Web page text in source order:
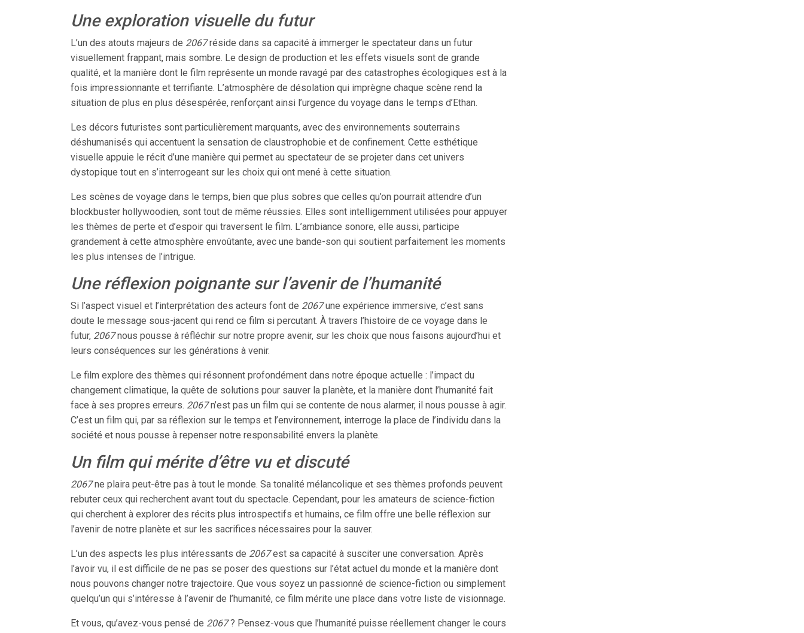
Une exploration visuelle du futur
L’un des atouts majeurs de 2067réside dans sa capacité à immerger le spectateur dans un futur
visuellement frappant, mais sombre. Le design de production et les effets visuels sont de grande
qualité, et la manière dont le film représente un monde ravagé par des catastrophes écologiques est à la
fois impressionnante et terrifiante. L’atmosphère de désolation qui imprègne chaque scène rend la
situation de plus en plus désespérée, renforçant ainsi l’urgence du voyage dans le temps d’Ethan.
Les décors futuristes sont particulièrement marquants, avec des environnements souterrains
déshumanisés qui accentuent la sensation de claustrophobie et de confinement. Cette esthétique
visuelle appuie le récit d’une manière qui permet au spectateur de se projeter dans cet univers
dystopique tout en s’interrogeant sur les choix qui ont mené à cette situation.
Les scènes de voyage dans le temps, bien que plus sobres que celles qu’on pourrait attendre d’un
blockbuster hollywoodien, sont tout de même réussies. Elles sont intelligemment utilisées pour appuyer
les thèmes de perte et d’espoir qui traversent le film. L’ambiance sonore, elle aussi, participe
grandement à cette atmosphère envoûtante, avec une bande-son qui soutient parfaitement les moments
les plus intenses de l’intrigue.
Une réflexion poignante sur l’avenir de l’humanité
Si l’aspect visuel et l’interprétation des acteurs font de 2067une expérience immersive, c’est sans
doute le message sous-jacent qui rend ce film si percutant. À travers l’histoire de ce voyage dans le
futur, 2067nous pousse à réfléchir sur notre propre avenir, sur les choix que nous faisons aujourd’hui et
leurs conséquences sur les générations à venir.
Le film explore des thèmes qui résonnent profondément dans notre époque actuelle : l’impact du
changement climatique, la quête de solutions pour sauver la planète, et la manière dont l’humanité fait
face à ses propres erreurs. 2067n’est pas un film qui se contente de nous alarmer, il nous pousse à agir.
C’est un film qui, par sa réflexion sur le temps et l’environnement, interroge la place de l’individu dans la
société et nous pousse à repenser notre responsabilité envers la planète.
Un film qui mérite d’être vu et discuté
2067ne plaira peut-être pas à tout le monde. Sa tonalité mélancolique et ses thèmes profonds peuvent
rebuter ceux qui recherchent avant tout du spectacle. Cependant, pour les amateurs de science-fiction
qui cherchent à explorer des récits plus introspectifs et humains, ce film offre une belle réflexion sur
l’avenir de notre planète et sur les sacrifices nécessaires pour la sauver.
L’un des aspects les plus intéressants de 2067est sa capacité à susciter une conversation. Après
l’avoir vu, il est difficile de ne pas se poser des questions sur l’état actuel du monde et la manière dont
nous pouvons changer notre trajectoire. Que vous soyez un passionné de science-fiction ou simplement
quelqu’un qui s’intéresse à l’avenir de l’humanité, ce film mérite une place dans votre liste de visionnage.
Et vous, qu’avez-vous pensé de 2067? Pensez-vous que l’humanité puisse réellement changer le cours